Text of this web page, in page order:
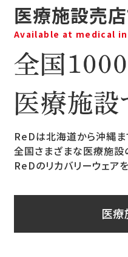
医療施設売
Available at medical
ReDは北海道から沖縄ま
全国さまざまな医療施設
ReDのリカバリーウェア
医